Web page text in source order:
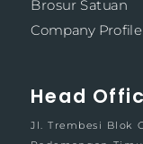
Brosur Satuan
Company Profile
Head
Jl. Trembesi Blok